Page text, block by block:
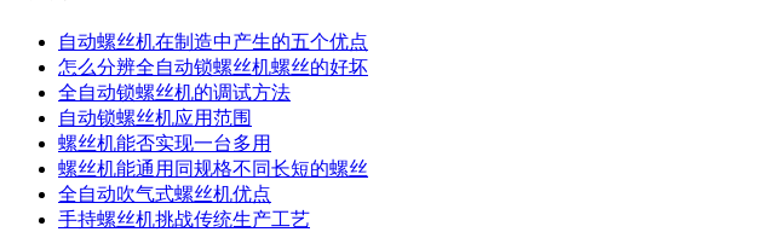
自动螺丝机在制造中产生的五个优点
怎么分辨全自动锁螺丝机螺丝的好坏
全自动锁螺丝机的调试方法
自动锁螺丝机应用范围
螺丝机能否实现一台多用
螺丝机能通用同规格不同长短的螺丝
全自动吹气式螺丝机优点
手持螺丝机挑战传统生产工艺